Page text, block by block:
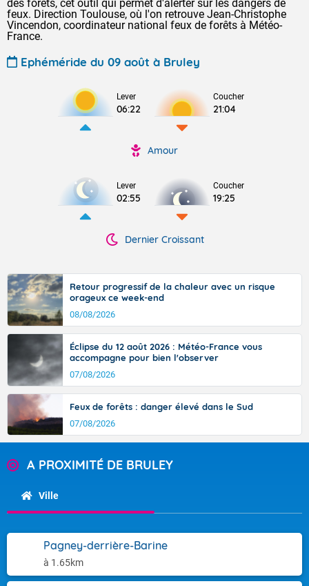
des forêts, cet outil qui permet d'alerter sur les dangers de
feux. Direction Toulouse, où l'on retrouve Jean-Christophe
Vincendon, coordinateur national feux de forêts à Météo-
France.
Ephéméride du 09 août à Bruley
Lever
06:22
Coucher
21:04
Amour
Lever
02:55
Coucher
19:25
Dernier Croissant
Retour progressif de la chaleur avec un risque
orageux ce week-end
08/08/2026
Éclipse du 12 août 2026 : Météo-France vous
accompagne pour bien l'observer
07/08/2026
Feux de forêts : danger élevé dans le Sud
07/08/2026
A PROXIMITÉ DE BRULEY
Ville
Pagney-derrière-Barine
à 1.65km